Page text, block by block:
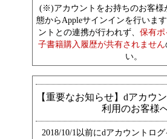
(※)アカウントをお持ちのお客様
態からAppleサインインを行いま
ントとの連携が行われず、 保有
子書籍購入履歴が共有されません
い。
【重要なお知らせ】dアカウ
利用のお客様
2018/10/1以前にdアカウントロ